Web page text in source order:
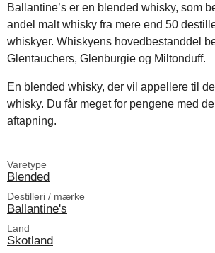
Ballantine’s er en blended whisky, som
andel malt whisky fra mere end 50
whiskyer. Whiskyens hovedbestanddel
Glentauchers, Glenburgie og Miltonduff.
En blended whisky, der vil appellere til
whisky. Du får meget for pengene med
aftapning.
Varetype
Blended
Destilleri / mærke
Ballantine's
Land
Skotland